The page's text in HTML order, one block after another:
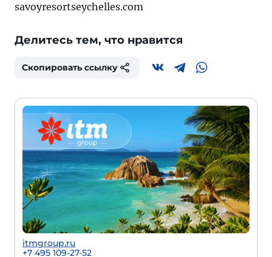
savoyresortseychelles.com
Делитесь тем, что нравится
Скопировать ссылку
itmgroup.ru
+7 495 109-27-52